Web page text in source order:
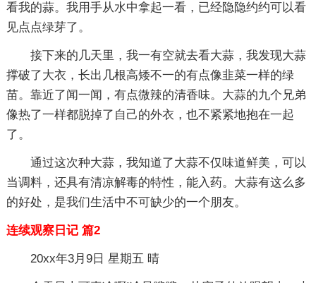
看我的蒜。我用手从水中拿起一看，已经隐隐约约可以看
见点点绿芽了。
接下来的几天里，我一有空就去看大蒜，我发现大蒜
撑破了大衣，长出几根高矮不一的有点像韭菜一样的绿
苗。靠近了闻一闻，有点微辣的清香味。大蒜的九个兄弟
像热了一样都脱掉了自己的外衣，也不紧紧地抱在一起
了。
通过这次种大蒜，我知道了大蒜不仅味道鲜美，可以
当调料，还具有清凉解毒的特性，能入药。大蒜有这么多
的好处，是我们生活中不可缺少的一个朋友。
连续观察日记 篇2
20xx年3月9日 星期五 晴